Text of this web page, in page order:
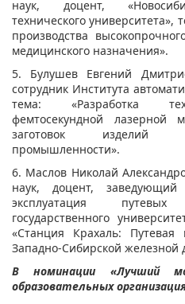
наук, доцент,
технического университета»,
производства
медицинского назначения».
5. Булушев Евгений
сотрудник Института
тема: «Разработка
фемтосекундной лазерной
заготовок изделий
промышленности».
6. Маслов Николай
наук, доцент,
эксплуатация
государственного
«Станция Крахаль:
Западно-Сибирской железной
В номинации «Лучший
образовательных